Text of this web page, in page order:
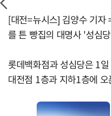
[대전=뉴시스] 김양수 기자
를 튼 빵집의 대명사 '성심
롯데백화점과 성심당은 1
대전점 1층과 지하1층에